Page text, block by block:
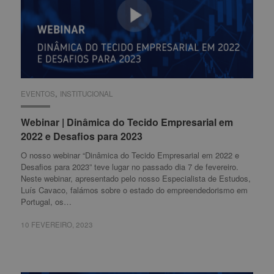
EVENTOS, INSTITUCIONAL
Webinar | Dinâmica do Tecido Empresarial em
2022 e Desafios para 2023
O nosso webinar “Dinâmica do Tecido Empresarial em 2022 e
Desafios para 2023” teve lugar no passado dia 7 de fevereiro.
Neste webinar, apresentado pelo nosso Especialista de Estudos,
Luís Cavaco, falámos sobre o estado do empreendedorismo em
Portugal, os…
10 FEVEREIRO, 2023
EVENTOS INSTITUCIONAL
Webinar | Dinâmica do Tecido Empresarial em
2022 e Desafios para 2023
10 FEVEREIRO, 2023